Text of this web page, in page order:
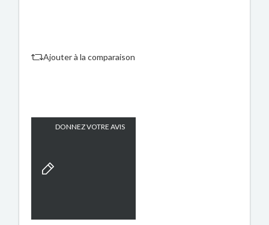
Ajouter à la comparaison
DONNEZ VOTRE AVIS